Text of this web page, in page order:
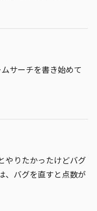
サーチを書き始めて
やりたかったけどバグ
、バグを直すと点数が